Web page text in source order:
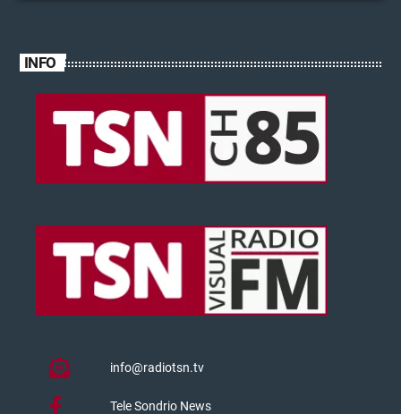
INFO
info@radiotsn.tv
Tele Sondrio News